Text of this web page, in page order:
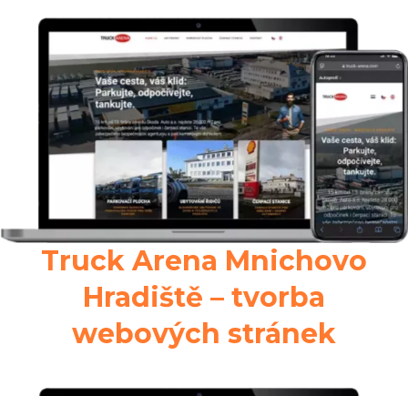
Truck Arena Mnichovo
Hradiště – tvorba
webových stránek